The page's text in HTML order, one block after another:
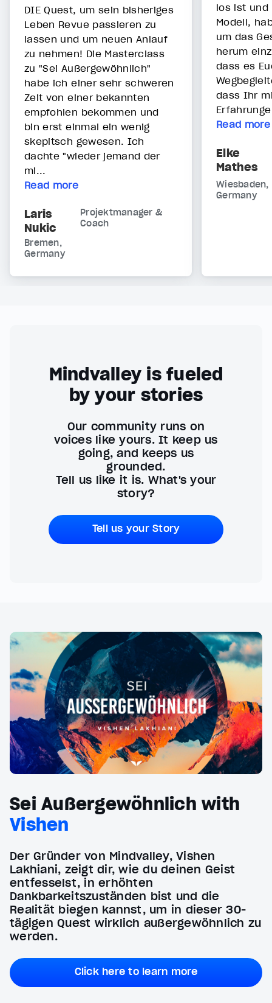
DIE Quest, um sein bisheriges
Leben Revue passieren zu
lassen und um neuen Anlauf
zu nehmen! Die Masterclass
zu "Sei Außergewöhnlich"
habe ich einer sehr schweren
Zeit von einer bekannten
empfohlen bekommen und
bin erst einmal ein wenig
skepitsch gewesen. Ich
dachte "wieder jemand der
mi...
Read more
Laris
Nukic
Projektmanager &
Coach
Bremen,
Germany
los ist und
Modell,
um das
herum
dass es
dass Ihr
Read more
Elke
Mathes
Wiesbaden,
Germany
Mindvalley is fueled
by your stories
Our community runs on
voices like yours. It keep us
going, and keeps us
grounded.
Tell us like it is. What's your
story?
Tell us your Story
Sei Außergewöhnlich with
Vishen
Der Gründer von Mindvalley, Vishen
Lakhiani, zeigt dir, wie du deinen Geist
entfesselst, in erhöhten
Dankbarkeitszuständen bist und die
Realität biegen kannst, um in dieser 30-
tägigen Quest wirklich außergewöhnlich zu
werden.
Click here to learn more